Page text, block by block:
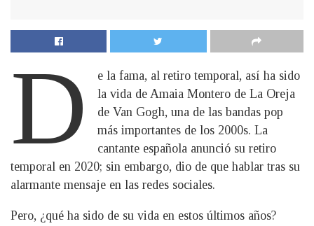
D
e la fama, al retiro temporal, así ha sido
la vida de Amaia Montero de La Oreja
de Van Gogh, una de las bandas pop
más importantes de los 2000s. La
cantante española anunció su retiro
temporal en 2020; sin embargo, dio de que hablar tras su
alarmante mensaje en las redes sociales.
Pero, ¿qué ha sido de su vida en estos últimos años?